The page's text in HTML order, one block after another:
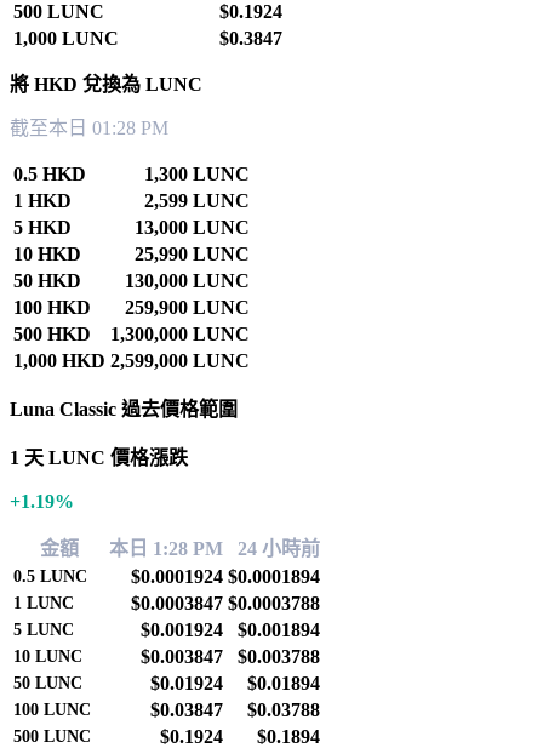
500 LUNC
$0.1924
1,000 LUNC
$0.3847
將 HKD 兌換為 LUNC
截至本日 01:28 PM
0.5 HKD
1,300 LUNC
1 HKD
2,599 LUNC
5 HKD
13,000 LUNC
10 HKD
25,990 LUNC
50 HKD
130,000 LUNC
100 HKD
259,900 LUNC
500 HKD
1,300,000 LUNC
1,000 HKD 2,599,000 LUNC
Luna Classic 過去價格範圍
1 天 LUNC 價格漲跌
+1.19%
金額 本日 1:28 PM 24 小時前
0.5 LUNC $0.0001924 $0.0001894
1 LUNC $0.0003847 $0.0003788
5 LUNC $0.001924 $0.001894
10 LUNC $0.003847 $0.003788
50 LUNC $0.01924 $0.01894
100 LUNC $0.03847 $0.03788
500 LUNC $0.1924 $0.1894